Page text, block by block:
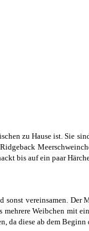
zu Hause ist. Sie
bis auf ein paar
vereinsamen.
Weibchen mit
diese ab dem